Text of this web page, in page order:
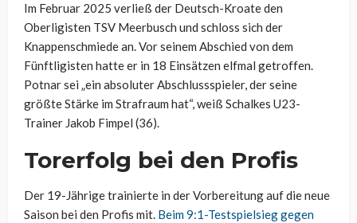
Im Februar 2025 verließ der Deutsch-Kroate den
Oberligisten TSV Meerbusch und schloss sich der
Knappenschmiede an. Vor seinem Abschied von dem
Fünftligisten hatte er in 18 Einsätzen elfmal getroffen.
Potnar sei „ein absoluter Abschlussspieler, der seine
größte Stärke im Strafraum hat“, weiß Schalkes U23-
Trainer Jakob Fimpel (36).
Torerfolg bei den Profis
Der 19-Jährige trainierte in der Vorbereitung auf die neue
Saison bei den Profis mit. Beim 9:1-Testspielsieg gegen